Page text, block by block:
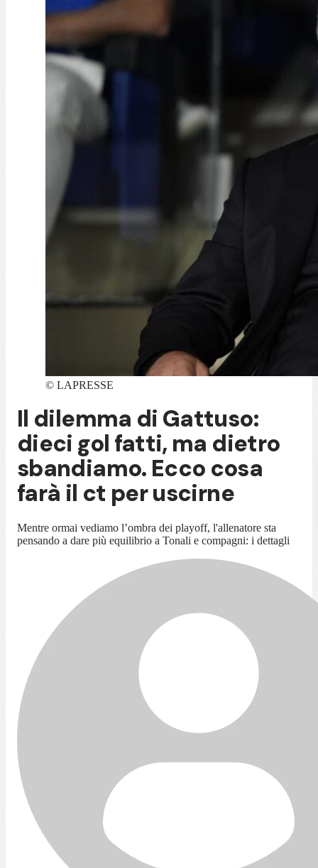
© LAPRESSE
Il dilemma di Gattuso:
dieci gol fatti, ma dietro
sbandiamo. Ecco cosa
farà il ct per uscirne
Mentre ormai vediamo l’ombra dei playoff, l'allenatore sta
pensando a dare più equilibrio a Tonali e compagni: i dettagli